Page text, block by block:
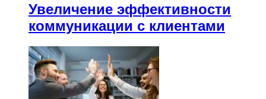
Увеличение эффективности
коммуникации с клиентами